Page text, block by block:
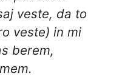
veste, da to
veste) in mi
berem,